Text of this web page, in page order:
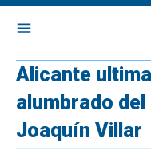
Alicante
alumbrado
Joaquín Villar